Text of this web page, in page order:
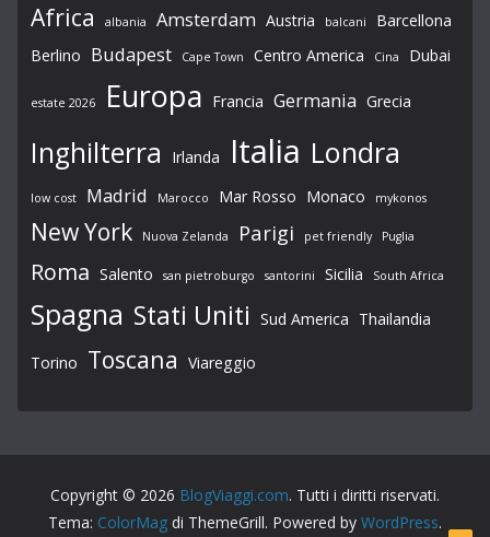
Africa albania Amsterdam Austria balcani
Barcellona
Berlino Budapest Cape Town Centro America Cina Dubai
estate 2026 Europa Francia Germania Grecia
Inghilterra Irlanda Italia Londra
low cost Madrid Marocco Mar Rosso Monaco mykonos
New York Nuova Zelanda Parigi pet friendly Puglia
Roma Salento san pietroburgo santorini Sicilia South Africa
Spagna Stati Uniti Sud America Thailandia
Torino Toscana Viareggio
Copyright © 2026 BlogViaggi.com. Tutti i diritti riservati.
Tema: ColorMag di ThemeGrill. Powered by WordPress.